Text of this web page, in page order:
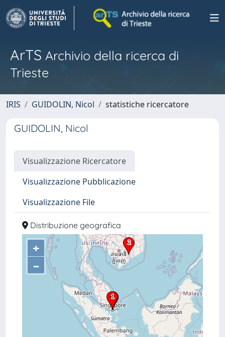
ArTS Archivio della ricerca di
Trieste
IRIS GUIDOLIN, Nicol statistiche ricercatore
GUIDOLIN, Nicol
Visualizzazione Ricercatore
Visualizzazione Pubblicazione
Visualizzazione File
Distribuzione geografica
+
–